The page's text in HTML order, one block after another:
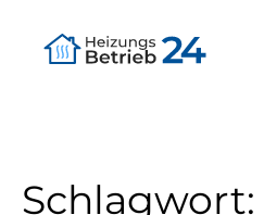
Schlagwort: